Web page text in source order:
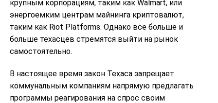
крупным корпорациям, таким как Walmart, или
энергоемким центрам майнинга криптовалют,
таким как Riot Platforms. Однако все больше и
больше техасцев стремятся выйти на рынок
самостоятельно.
В настоящее время закон Техаса запрещает
коммунальным компаниям напрямую предлагать
программы реагирования на спрос своим